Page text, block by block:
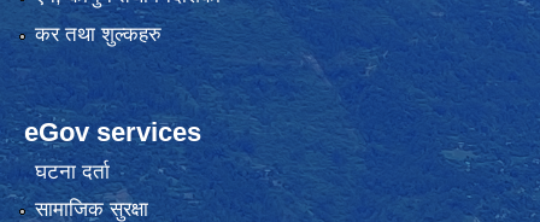
कर तथा शुल्कहरु
eGov services
घटना दर्ता
सामाजिक सुरक्षा